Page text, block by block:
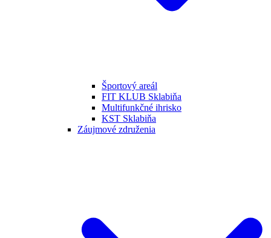
Športový areál
FIT KLUB Sklabiňa
Multifunkčné ihrisko
KST Sklabiňa
Záujmové združenia